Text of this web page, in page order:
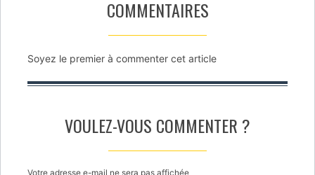
COMMENTAIRES
Soyez le premier à commenter cet article
VOULEZ-VOUS COMMENTER ?
Votre adresse e-mail ne sera pas affichée